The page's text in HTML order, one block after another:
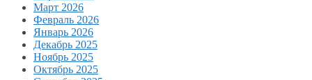
Март 2026
Февраль 2026
Январь 2026
Декабрь 2025
Ноябрь 2025
Октябрь 2025